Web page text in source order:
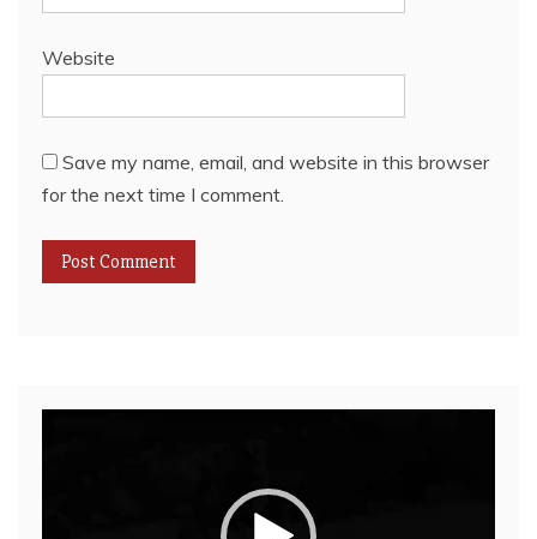
Website
Save my name, email, and website in this browser
for the next time I comment.